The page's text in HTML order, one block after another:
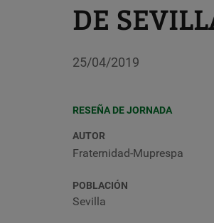
DE
25/04/2019
RESEÑA DE JORNADA
AUTOR
Fraternidad-Muprespa
POBLACIÓN
Sevilla